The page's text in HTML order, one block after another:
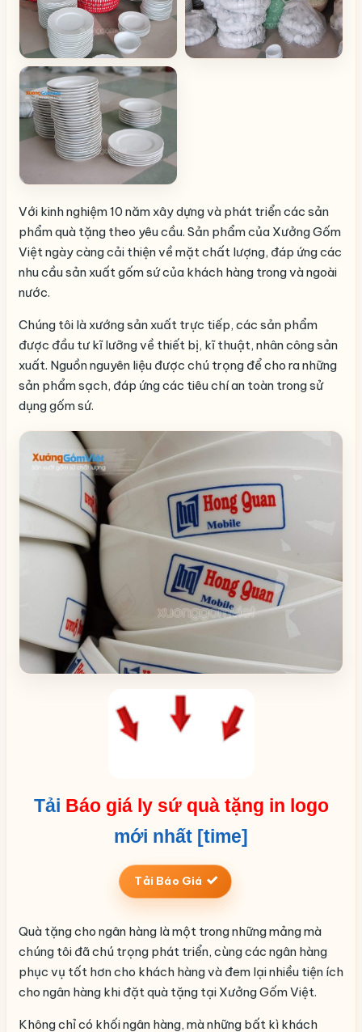
Với kinh nghiệm 10 năm xây dựng và phát triển các sản
phẩm quà tặng theo yêu cầu. Sản phẩm của Xưởng Gốm
Việt ngày càng cải thiện về mặt chất lượng, đáp ứng các
nhu cầu sản xuất gốm sứ của khách hàng trong và ngoài
nước.
Chúng tôi là xướng sản xuất trực tiếp, các sản phẩm
được đầu tư kĩ lưỡng về thiết bị, kĩ thuật, nhân công sản
xuất. Nguồn nguyên liệu được chú trọng để cho ra những
sản phẩm sạch, đáp ứng các tiêu chí an toàn trong sử
dụng gốm sứ.
Tải Báo giá ly sứ quà tặng in logo
mới nhất [time]
Tải Báo Giá
Quà tặng cho ngân hàng là một trong những mảng mà
chúng tôi đã chú trọng phát triển, cùng các ngân hàng
phục vụ tốt hơn cho khách hàng và đem lại nhiều tiện ích
cho ngân hàng khi đặt quà tặng tại Xưởng Gốm Việt.
Không chỉ có khối ngân hàng, mà những bất kì khách